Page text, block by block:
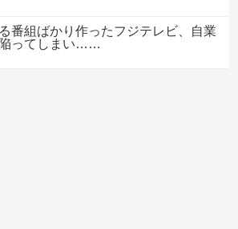
番組ばかり作ったフジテレビ、自業
陥ってしまい……